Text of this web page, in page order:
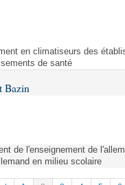
en climatiseurs des
de santé
Bazin
de l'enseignement de
en milieu scolaire